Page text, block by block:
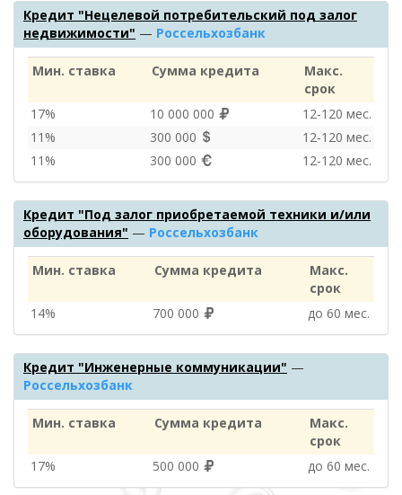
Кредит "Нецелевой потребительский под залог
недвижимости" — Россельхозбанк
Мин. ставка Сумма кредита
Макс.
срок
17%
10 000 000
12‑120 мес.
11%
300 000
12‑120 мес.
11%
300 000 12‑120 мес.
Кредит "Под залог приобретаемой техники и/или
оборудования" — Россельхозбанк
Мин. ставка Сумма кредита
Макс.
срок
14%
700 000 до 60 мес.
Кредит "Инженерные коммуникации" —
Россельхозбанк
Мин. ставка Сумма кредита
Макс.
срок
17%
500 000 до 60 мес.